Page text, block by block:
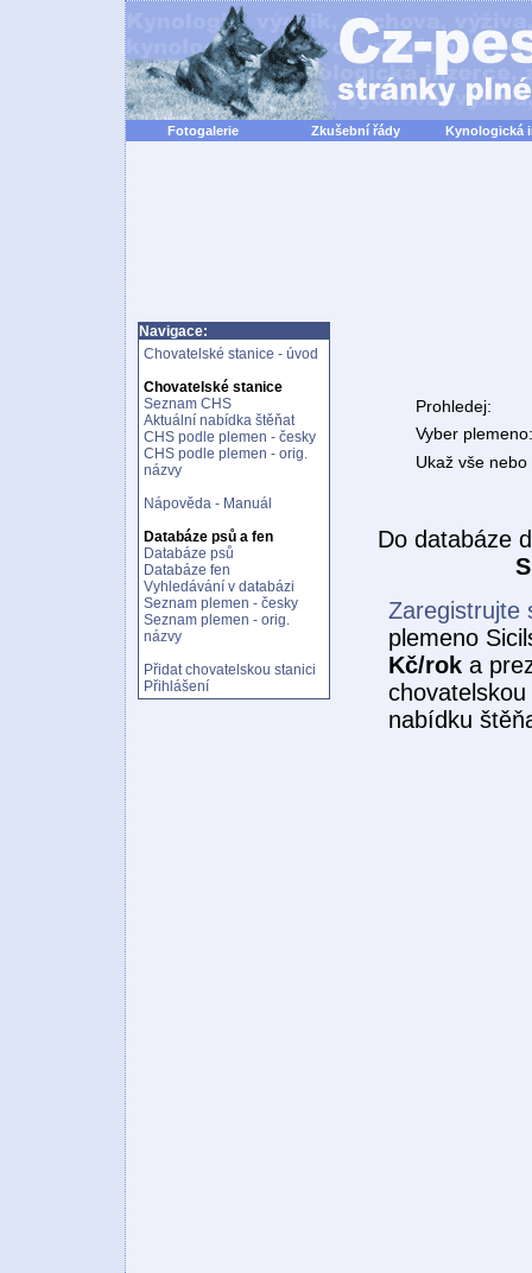
Fotogalerie Zkušební řády Kynologická
Navigace:
Chovatelské stanice - úvod
Chovatelské stanice
Seznam CHS
Aktuální nabídka štěňat
CHS podle plemen - česky
CHS podle plemen - orig.
názvy
Nápověda - Manuál
Databáze psů a fen
Databáze psů
Databáze fen
Vyhledávání v databázi
Seznam plemen - česky
Seznam plemen - orig.
názvy
Přidat chovatelskou stanici
Přihlášení
Prohledej:
Vyber plemeno:
Ukaž vše
Do databáze
Zaregistrujte
plemeno
Kč/rok a
nabídku